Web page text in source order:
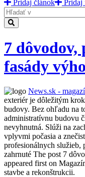
Pridaj článok
Pridaj
Hladať
7 dôvodov,
fasády
News.sk -
exteriér je dôležitým
budovy. Bez ohľadu na
administratívnu budovu
nevyhnutná. Slúži na
vplyvmi počasia a
profesionálnych služieb,
zahrnuté The post 7
appeared first on
stavbe a rekonštrukcii.